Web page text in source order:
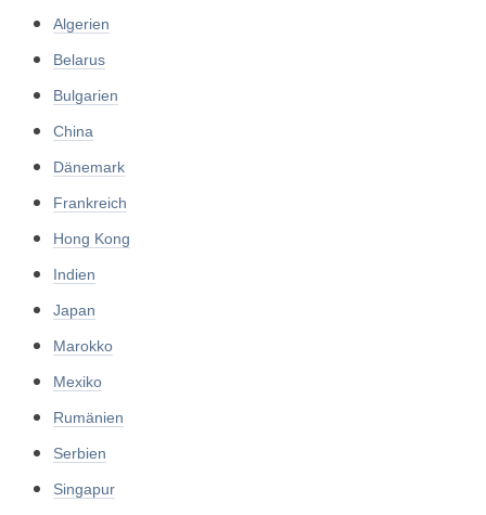
Algerien
Belarus
Bulgarien
China
Dänemark
Frankreich
Hong Kong
Indien
Japan
Marokko
Mexiko
Rumänien
Serbien
Singapur